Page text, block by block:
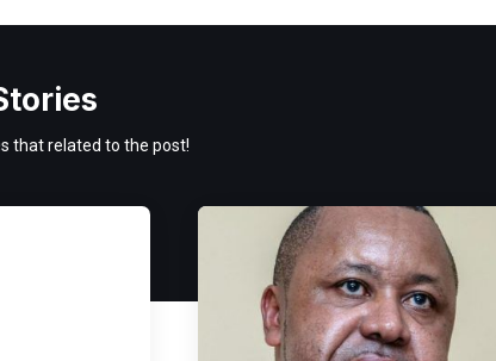
that related to the post!